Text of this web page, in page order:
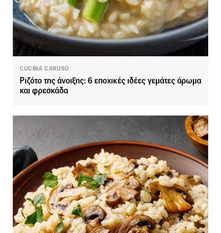
CUCINA CARUSO
Ριζότο της άνοιξης: 6 εποχικές ιδέες γεμάτες άρωμα
και φρεσκάδα